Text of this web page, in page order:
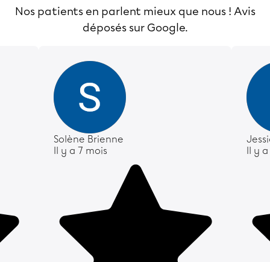
Nos patients en parlent mieux que nous ! Avis
déposés sur Google.
Solène Brienne
Il y a 7 mois
Il y